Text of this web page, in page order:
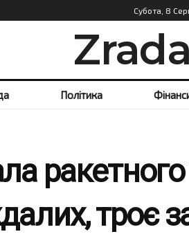
Субота, 8
Політика
троє